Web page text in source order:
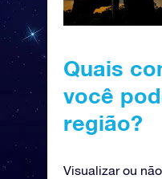
Quais
você
região?
Visualizar ou